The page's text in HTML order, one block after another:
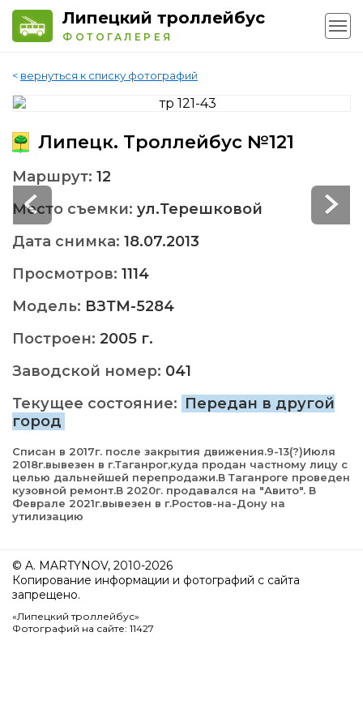
Липецкий троллейбус
ФОТОГАЛЕРЕЯ
< вернуться к списку фотографий
Липецк. Троллейбус №121
Маршрут: 12
Место съемки: ул.Терешковой
Дата снимка: 18.07.2013
Просмотров: 1114
Модель: ВЗТМ-5284
Построен: 2005 г.
Заводской номер: 041
Текущее состояние: Передан в другой
город
Списан в 2017г. после закрытия движения.9-13(?)Июля
2018г.вывезен в г.Таганрог,куда продан частному лицу с
целью дальнейшей перепродажи.В Таганроге проведен
кузовной ремонт.В 2020г. продавался на "Авито". В
Феврале 2021г.вывезен в г.Ростов-на-Дону на
утилизацию
© A. MARTYNOV, 2010-2026
Копирование информации и фотографий с сайта
запрещено.
«Липецкий троллейбус»
Фотографий на сайте: 11427